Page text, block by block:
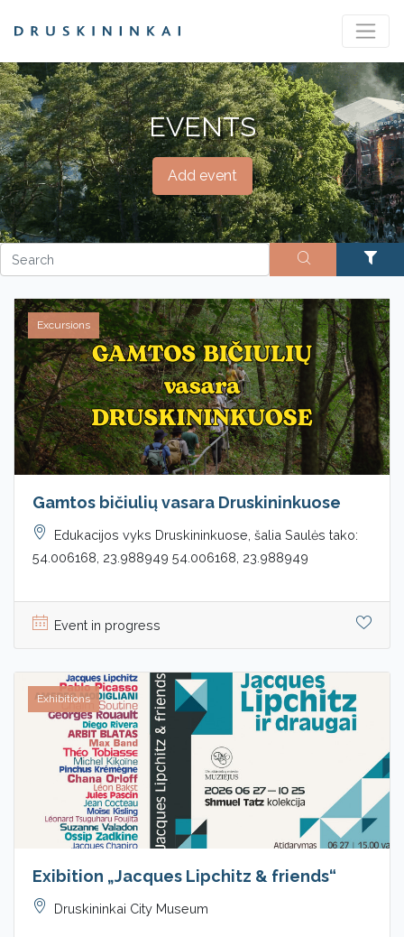
EVENTS
Add event
Excursions
Gamtos bičiulių vasara Druskininkuose
Edukacijos vyks Druskininkuose, šalia Saulės tako:
54.006168, 23.988949 54.006168, 23.988949
Event in progress
Exhibitions
Exibition „Jacques Lipchitz & friends“
Druskininkai City Museum